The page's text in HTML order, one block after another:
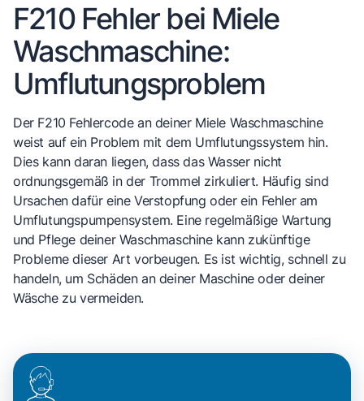
F210 Fehler bei Miele
Waschmaschine:
Umflutungsproblem
Der F210 Fehlercode an deiner Miele Waschmaschine
weist auf ein Problem mit dem Umflutungssystem hin.
Dies kann daran liegen, dass das Wasser nicht
ordnungsgemäß in der Trommel zirkuliert. Häufig sind
Ursachen dafür eine Verstopfung oder ein Fehler am
Umflutungspumpensystem. Eine regelmäßige Wartung
und Pflege deiner Waschmaschine kann zukünftige
Probleme dieser Art vorbeugen. Es ist wichtig, schnell zu
handeln, um Schäden an deiner Maschine oder deiner
Wäsche zu vermeiden.